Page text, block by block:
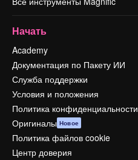
Начать
Academy
Документация по Пакету ИИ
Служба поддержки
Условия и положения
Политика конфиденциальности
Оригиналы Новое
Политика файлов cookie
Центр доверия